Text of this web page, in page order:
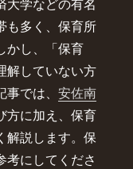
大学などの有名
も多く、保育所
かし、「保育
解していない方
事では、安佐南
方に加え、保育
解説します。保
考にしてくださ